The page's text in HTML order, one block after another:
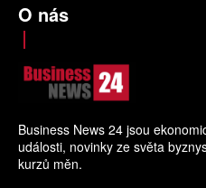
O nás
Business News 24 jsou
události, novinky ze světa
kurzů měn.